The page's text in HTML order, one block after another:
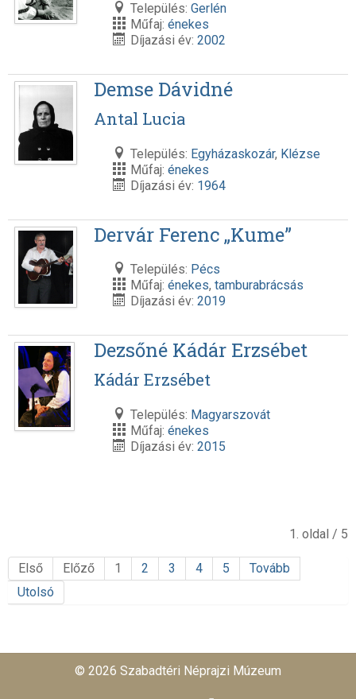
Település: Gerlén
Műfaj: énekes
Díjazási év: 2002
Demse Dávidné
Antal Lucia
Település: Egyházaskozár, Klézse
Műfaj: énekes
Díjazási év: 1964
Dervár Ferenc „Kume”
Település: Pécs
Műfaj: énekes, tamburabrácsás
Díjazási év: 2019
Dezsőné Kádár Erzsébet
Kádár Erzsébet
Település: Magyarszovát
Műfaj: énekes
Díjazási év: 2015
1. oldal / 5
Első Előző 1 2 3 4 5
Tovább
Utolsó
© 2026 Szabadtéri Néprajzi Múzeum